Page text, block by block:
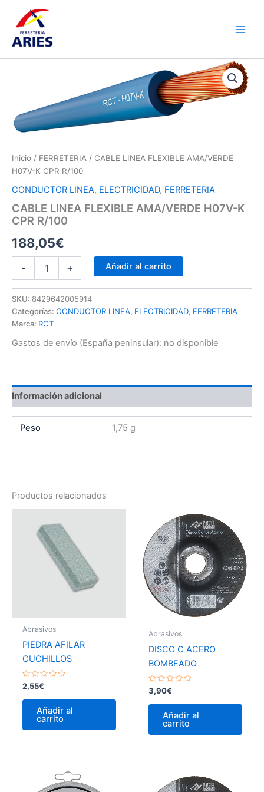
contenido
Inicio / FERRETERIA / CABLE LINEA FLEXIBLE AMA/VERDE
H07V-K CPR R/100
CONDUCTOR LINEA, ELECTRICIDAD, FERRETERIA
CABLE LINEA FLEXIBLE AMA/VERDE H07V-K
CPR R/100
188,05€
-
H07V-
K
CPR
cantidad
+ Añadir al carrito
SKU: 8429642005914
Categorías: CONDUCTOR LINEA, ELECTRICIDAD, FERRETERIA
Marca: RCT
Gastos de envío (España peninsular): no disponible
Información adicional
Peso 1,75 g
Productos relacionados
Abrasivos
PIEDRA AFILAR
CUCHILLOS
Valorado
con
0
2,55€
Añadir al
carrito
Abrasivos
DISCO C ACERO
BOMBEADO
Valorado
con
0
3,90€
Añadir al
carrito